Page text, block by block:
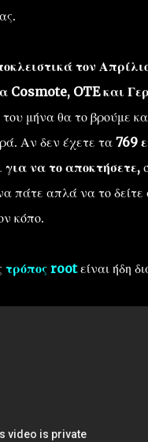
τον
Cosmote, OTE και
του μήνα θα το βρούμε
Αν δεν έχετε τα 769
να το αποκτήσετε,
πάτε απλά να το
κόπο.
τρόπος rootείναι ήδη